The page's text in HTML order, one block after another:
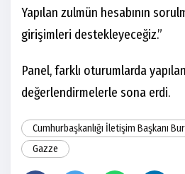
Yapılan zulmün hesabının
girişimleri destekleyeceğiz.”
Panel, farklı oturumlarda yapılan
değerlendirmelerle sona erdi.
Cumhurbaşkanlığı İletişim Başkanı
Gazze